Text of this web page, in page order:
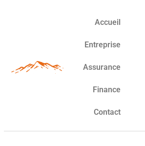
Accueil
Entreprise
Assurance
Finance
Contact